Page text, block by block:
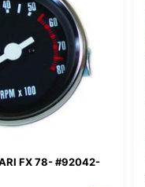
FX 78- #92042-